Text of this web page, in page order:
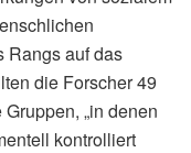
Rangs auf das
die Forscher 49
„in denen
kontrolliert